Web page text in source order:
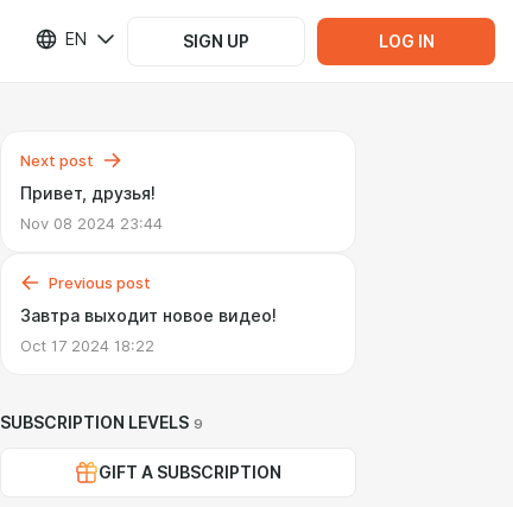
EN SIGN UP LOG IN
Next post
Привет, друзья!
Nov 08 2024 23:44
Previous post
Завтра выходит новое видео!
Oct 17 2024 18:22
SUBSCRIPTION LEVELS 9
GIFT A SUBSCRIPTION